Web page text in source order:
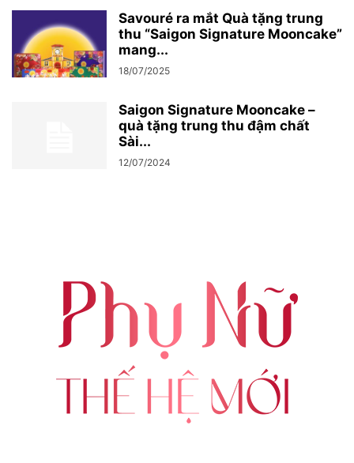
Savouré ra mắt Quà tặng trung
thu “Saigon Signature Mooncake”
mang...
18/07/2025
Saigon Signature Mooncake –
quà tặng trung thu đậm chất
Sài...
12/07/2024